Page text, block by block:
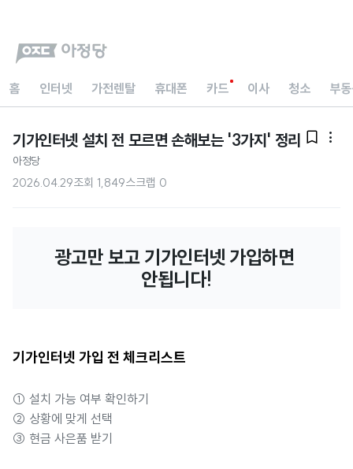
홈 인터넷 가전렌탈 휴대폰 카드 이사 청소 부
기가인터넷 설치 전 모르면 손해보는 '3가지' 정리  
아정당
2026.04.29조회 1,849스크랩 0
광고만 보고 기가인터넷 가입하면
안됩니다!
기가인터넷 가입 전 체크리스트
① 설치 가능 여부 확인하기
② 상황에 맞게 선택
③ 현금 사은품 받기